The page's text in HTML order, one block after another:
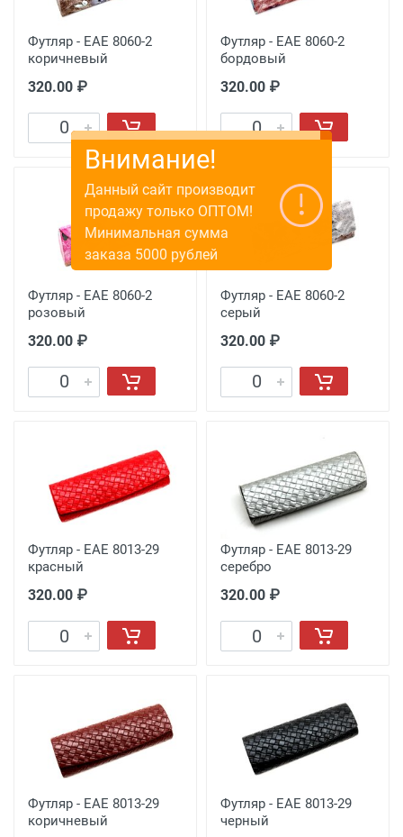
Футляр - EAE 8060-2
коричневый
320.00 ₽
Футляр - EAE 8060-2
бордовый
320.00 ₽
Футляр - EAE 8060-2
розовый
320.00 ₽
Футляр - EAE 8060-2
серый
320.00 ₽
Футляр - EAE 8013-29
красный
320.00 ₽
Футляр - EAE 8013-29
серебро
320.00 ₽
Футляр - EAE 8013-29
коричневый
Футляр - EAE 8013-29
черный
Внимание!
Данный сайт производит
продажу только ОПТОМ!
Минимальная сумма
заказа 5000 рублей